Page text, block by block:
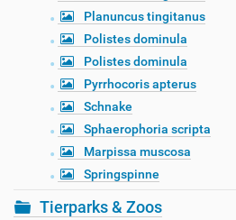
Planuncus tingitanus
Polistes dominula
Polistes dominula
Pyrrhocoris apterus
Schnake
Sphaerophoria scripta
Marpissa muscosa
Springspinne
Tierparks & Zoos